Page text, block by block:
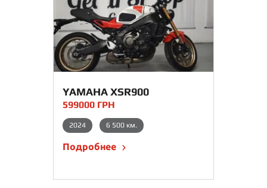
YAMAHA XSR900
599000 ГРН
2024 6 500 км.
Подробнее